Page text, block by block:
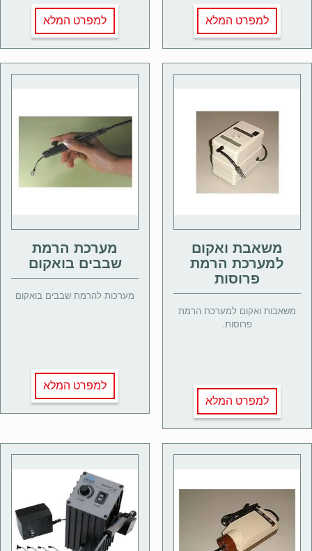
למפרט המלא למפרט המלא
משאבת ואקום
למערכת הרמת
פרוסות
משאבות ואקום למערכת הרמת
פרוסות.
למפרט המלא
מערכת הרמת
שבבים בואקום
מערכות להרמת שבבים בואקום
למפרט המלא